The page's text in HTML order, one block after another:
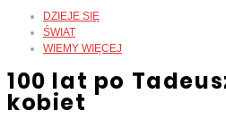
DZIEJE SIĘ
ŚWIAT
WIEMY WIĘCEJ
100 lat po
kobiet